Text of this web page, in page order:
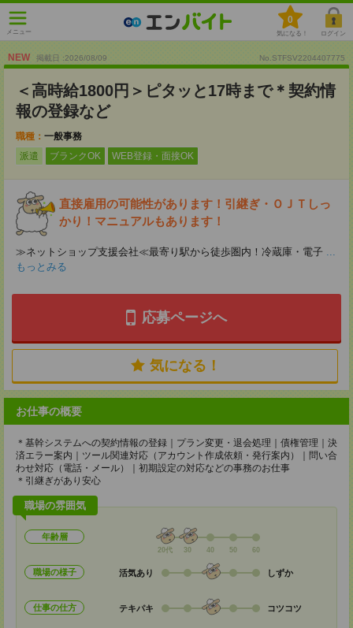
メニュー
0
気になる！ ログイン
NEW 掲載日 :2026/08/09 No.STFSV2204407775
＜高時給1800円＞ピタッと17時まで＊契約情
報の登録など
職種： 一般事務
派遣
ブランクOK WEB登録・面接OK
直接雇用の可能性があります！引継ぎ・ＯＪＴしっ
かり！マニュアルもあります！
≫ネットショップ支援会社≪最寄り駅から徒歩圏内！冷蔵庫・電子 ...
もっとみる
応募ページへ
気になる！
お仕事の概要
＊基幹システムへの契約情報の登録｜プラン変更・退会処理｜債権管理｜決
済エラー案内｜ツール関連対応（アカウント作成依頼・発行案内）｜問い合
わせ対応（電話・メール）｜初期設定の対応などの事務のお仕事
＊引継ぎがあり安心
職場の雰囲気
年齢層
20代 30 40 50 60
職場の様子 活気あり しずか
仕事の仕方 テキパキ コツコツ